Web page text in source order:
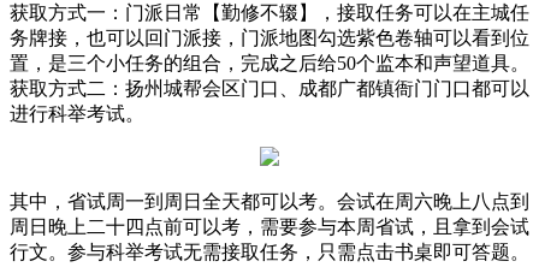
获取方式一：门派日常【勤修不辍】，接取任务可以在主城任
务牌接，也可以回门派接，门派地图勾选紫色卷轴可以看到位
置，是三个小任务的组合，完成之后给50个监本和声望道具。
获取方式二：扬州城帮会区门口、成都广都镇衙门门口都可以
进行科举考试。
其中，省试周一到周日全天都可以考。会试在周六晚上八点到
周日晚上二十四点前可以考，需要参与本周省试，且拿到会试
行文。参与科举考试无需接取任务，只需点击书桌即可答题。